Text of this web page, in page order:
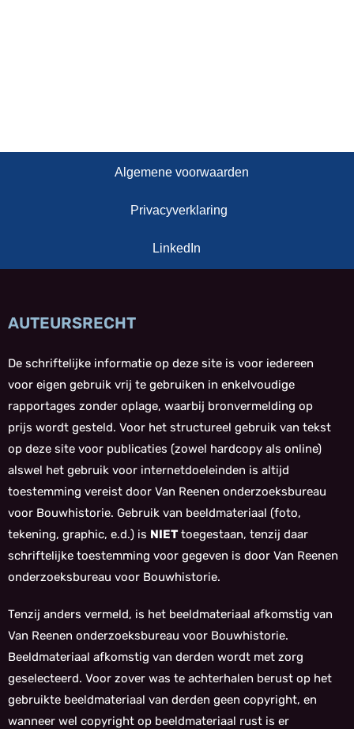
Algemene voorwaarden
Privacyverklaring
LinkedIn
AUTEURSRECHT
De schriftelijke informatie op deze site is voor iedereen
voor eigen gebruik vrij te gebruiken in enkelvoudige
rapportages zonder oplage, waarbij bronvermelding op
prijs wordt gesteld. Voor het structureel gebruik van tekst
op deze site voor publicaties (zowel hardcopy als online)
alswel het gebruik voor internetdoeleinden is altijd
toestemming vereist door Van Reenen onderzoeksbureau
voor Bouwhistorie. Gebruik van beeldmateriaal (foto,
tekening, graphic, e.d.) is NIETtoegestaan, tenzij daar
schriftelijke toestemming voor gegeven is door Van Reenen
onderzoeksbureau voor Bouwhistorie.
Tenzij anders vermeld, is het beeldmateriaal afkomstig van
Van Reenen onderzoeksbureau voor Bouwhistorie.
Beeldmateriaal afkomstig van derden wordt met zorg
geselecteerd. Voor zover was te achterhalen berust op het
gebruikte beeldmateriaal van derden geen copyright, en
wanneer wel copyright op beeldmateriaal rust is er